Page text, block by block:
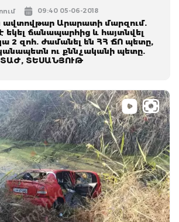
09:40 05-06-2018
ավտովթար Արարատի մարզում.
է եկել ճանապարհից և հայտնվել
2 զոհ. ժամանել են ՀՀ ՃՈ պետը,
ու քննչականի պետը.
ՏԵՍԱՆՅՈՒԹ